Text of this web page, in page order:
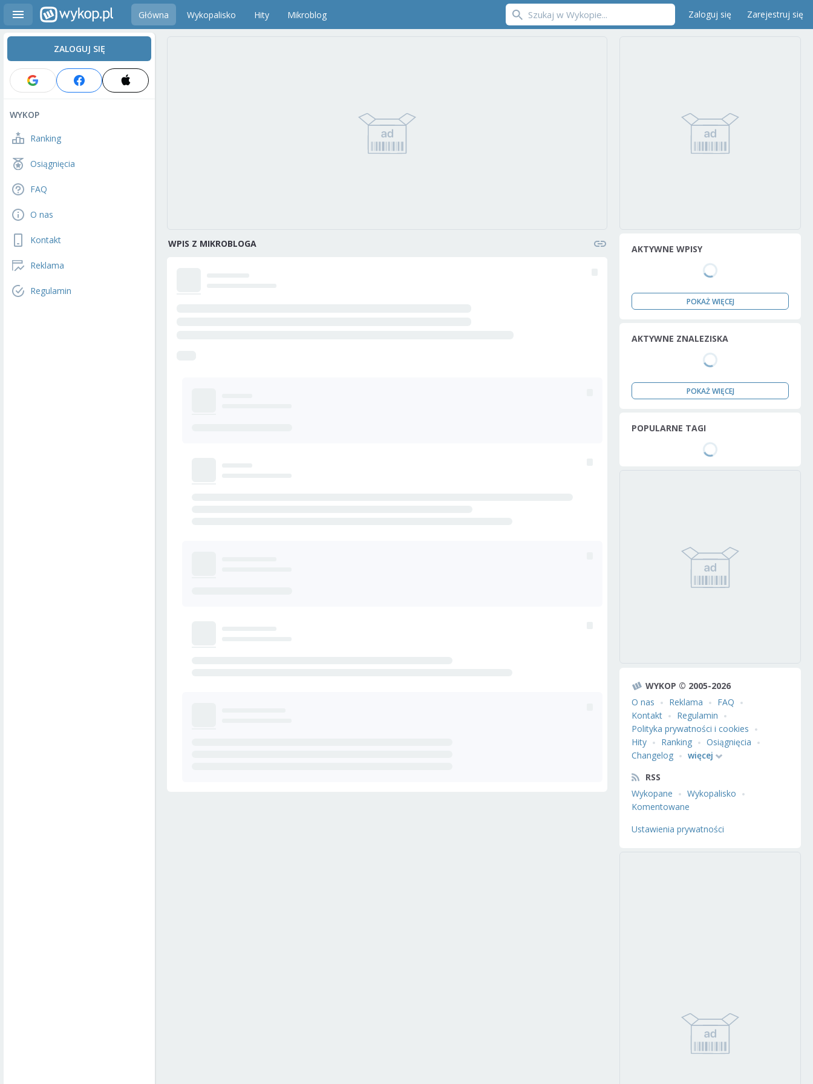
Główna Wykopalisko Hity Mikroblog Zaloguj się Zarejestruj się
ZALOGUJ SIĘ
WYKOP
Ranking
Osiągnięcia
FAQ
O nas
Kontakt
Reklama
Regulamin
WPIS Z MIKROBLOGA AKTYWNE WPISY
POKAŻ WIĘCEJ
AKTYWNE ZNALEZISKA
POKAŻ WIĘCEJ
POPULARNE TAGI
WYKOP © 2005-2026
O nas
Reklama
FAQ
Kontakt
Regulamin
Polityka prywatności i cookies
Hity
Ranking
Osiągnięcia
Changelog
więcej
RSS
Wykopane
Wykopalisko
Komentowane
Ustawienia prywatności